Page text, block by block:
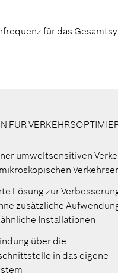
für das
FÜR
umweltsensitiven
Lösung zur
zusätzliche
Installationen
über die
in das eigene